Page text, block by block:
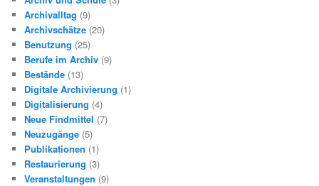
Archivalltag (9)
Archivschätze (20)
Benutzung (25)
Berufe im Archiv (9)
Bestände (13)
Digitale Archivierung (1)
Digitalisierung (4)
Neue Findmittel (7)
Neuzugänge (5)
Publikationen (1)
Restaurierung (3)
Veranstaltungen (9)